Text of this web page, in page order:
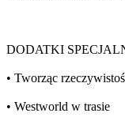
DODATKI
• Tworząc
• Westworld w trasie